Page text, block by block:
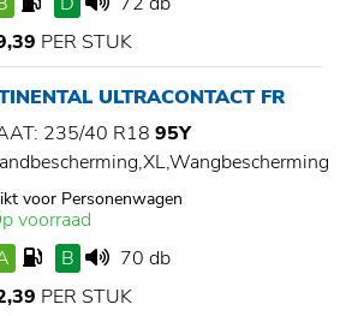
PER STUK
ULTRACONTACT FR
235/40 R18 95Y
voor Personenwagen
voorraad
B
70 db
PER STUK